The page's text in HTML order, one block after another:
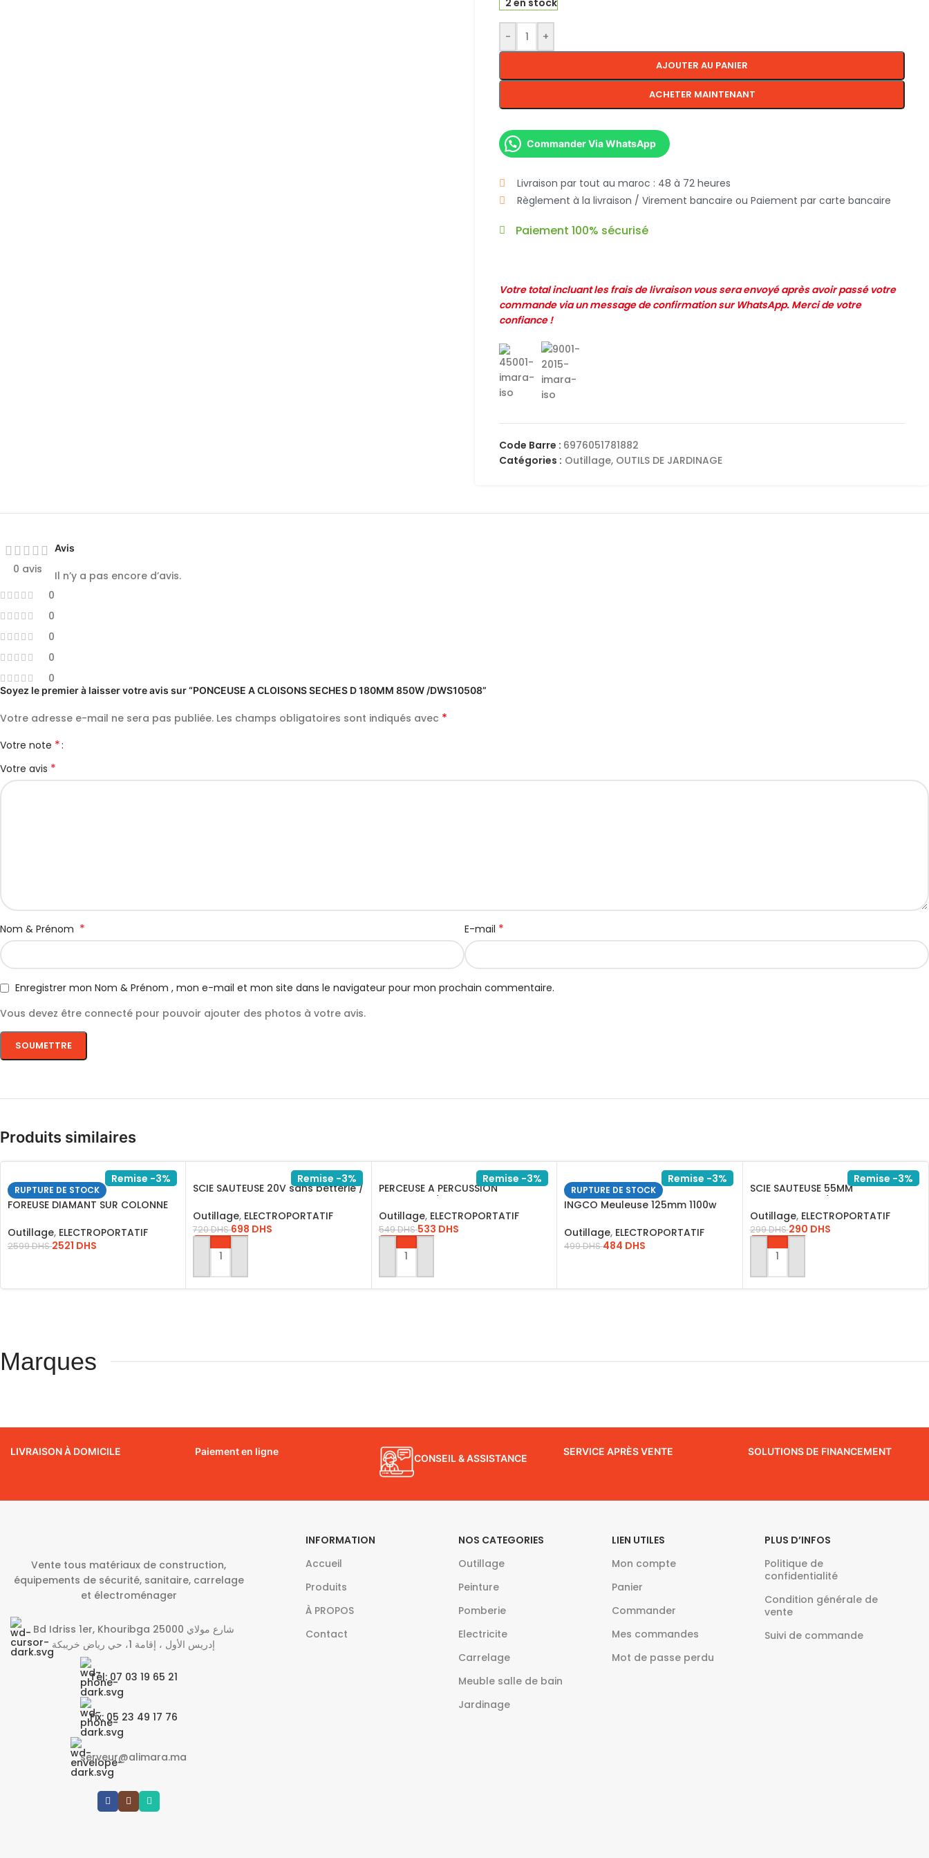
2 en stock
- +
AJOUTER AU PANIER
ACHETER MAINTENANT
Commander Via WhatsApp
Livraison par tout au maroc : 48 à 72 heures
Règlement à la livraison / Virement bancaire ou Paiement par carte bancaire
Paiement 100% sécurisé
Votre total incluant les frais de livraison vous sera envoyé après avoir passé votre
commande via un message de confirmation sur WhatsApp. Merci de votre
confiance !
Code Barre : 6976051781882
Catégories : Outillage, OUTILS DE JARDINAGE
0 avis
0
0
0
0
0
Avis
Il n’y a pas encore d’avis.
Soyez le premier à laisser votre avis sur “PONCEUSE A CLOISONS SECHES D 180MM 850W /DWS10508”
Votre adresse e-mail ne sera pas publiée. Les champs obligatoires sont indiqués avec *
Votre note *
Votre avis *
Nom & Prénom * E-mail *
Enregistrer mon Nom & Prénom , mon e-mail et mon site dans le navigateur pour mon prochain commentaire.
Vous devez être connecté pour pouvoir ajouter des photos à votre avis.
Produits similaires
Remise -3%
RUPTURE DE STOCK
FOREUSE DIAMANT SUR COLONNE
Outillage, ELECTROPORTATIF
2599DHS 2521 DHS
Remise -3%
SCIE SAUTEUSE 20V sans betterie /
Outillage, ELECTROPORTATIF
720DHS698 DHS
AJOUTER AU PANIER
Remise -3%
PERCEUSE A PERCUSSION
Outillage, ELECTROPORTATIF
549DHS533 DHS
AJOUTER AU PANIER
Remise -3%
RUPTURE DE STOCK
INGCO Meuleuse 125mm 1100w
Outillage, ELECTROPORTATIF
499DHS 484 DHS
Remise -3%
SCIE SAUTEUSE 55MM
Outillage, ELECTROPORTATIF
299DHS290 DHS
AJOUTER AU PANIER
Marques
LIVRAISON À DOMICILE Paiement en ligne
CONSEIL & ASSISTANCE
SERVICE APRÈS VENTE SOLUTIONS DE FINANCEMENT
Vente tous matériaux de construction,
équipements de sécurité, sanitaire, carrelage
et électroménager
Bd Idriss 1er, Khouribga 25000 شارع مولاي
إدريس الأول ، إقامة 1، حي رياض خريبكة
Tél: 07 03 19 65 21
Fix: 05 23 49 17 76
serveur@alimara.ma
INFORMATION
Accueil
Produits
À PROPOS
Contact
NOS CATEGORIES
Outillage
Peinture
Pomberie
Electricite
Carrelage
Meuble salle de bain
Jardinage
LIEN UTILES
Mon compte
Panier
Commander
Mes commandes
Mot de passe perdu
PLUS D’INFOS
Politique de
confidentialité
Condition générale de
vente
Suivi de commande